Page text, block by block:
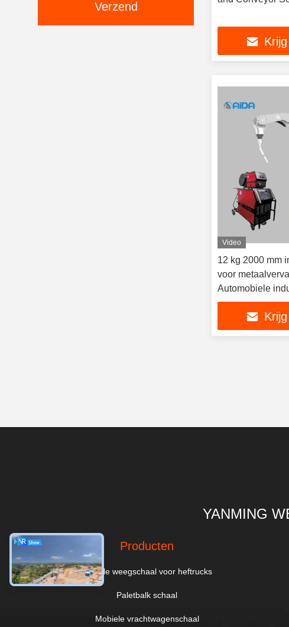
Verzend
Video
12 kg 2000 mm
voor
Automobiele
YANMING
Producten
Digitale weegschaal voor heftrucks
Paletbalk schaal
Mobiele vrachtwagenschaal